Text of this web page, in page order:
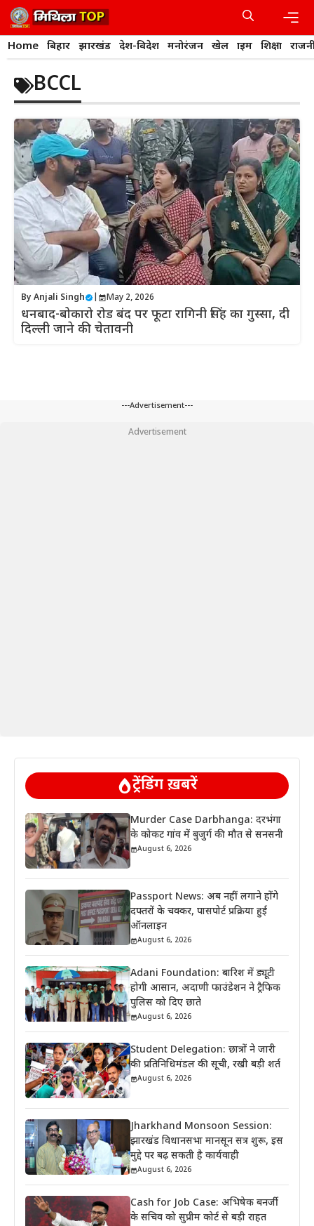
Skip
to
content
Home बिहार झारखंड देश-विदेश मनोरंजन खेल क्राइम शिक्षा
BCCL
By Anjali Singh May 2, 2026
धनबाद-बोकारो रोड बंद पर फूटा रागिनी सिंह का गुस्सा, दी
दिल्ली जाने की चेतावनी
---Advertisement---
Advertisement
ट्रेंडिंग ख़बरें
Murder Case Darbhanga: दरभंगा
के कोकट गांव में बुजुर्ग की मौत से सनसनी
August 6, 2026
Passport News: अब नहीं लगाने होंगे
दफ्तरों के चक्कर, पासपोर्ट प्रक्रिया हुई
ऑनलाइन
August 6, 2026
Adani Foundation: बारिश में ड्यूटी
होगी आसान, अदाणी फाउंडेशन ने ट्रैफिक
पुलिस को दिए छाते
August 6, 2026
Student Delegation: छात्रों ने जारी
की प्रतिनिधिमंडल की सूची, रखी बड़ी शर्त
August 6, 2026
Jharkhand Monsoon Session:
झारखंड विधानसभा मानसून सत्र शुरू, इस
मुद्दे पर बढ़ सकती है कार्यवाही
August 6, 2026
Cash for Job Case: अभिषेक बनर्जी
के सचिव को सुप्रीम कोर्ट से बड़ी राहत